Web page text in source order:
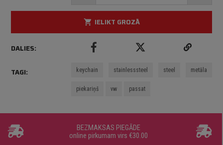
shopping_cart IELIKT GROZĀ
DALIES:
TAGI: keychain stainlesssteel steel metāla
piekariņš vw passat
BEZMAKSAS PIEGĀDE
online pirkumam virs €30.00